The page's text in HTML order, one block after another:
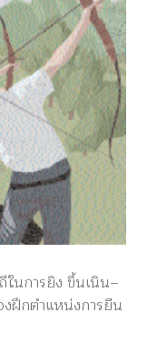
ในการยิง ขึ้นเนิน–
ฝึกตำแหน่งการยืน